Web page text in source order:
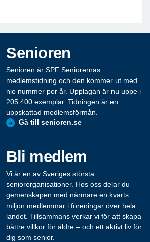
Senioren
Senioren är SPF Seniorernas
medlemstidning och den kommer ut med
nio nummer per år. Upplagan är nu uppe i
205 400 exemplar. Tidningen är en
uppskattad medlemsförmån.
Gå till senioren.se
Bli medlem
Vi är en av Sveriges största
seniororganisationer. Hos oss delar du
gemenskapen med närmare en kvarts
miljon medlemmar i föreningar över hela
landet. Tillsammans verkar vi för att skapa
bättre villkor för äldre – och ett aktivt liv för
dig som senior.